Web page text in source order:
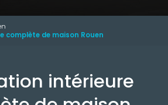
complète de maison Rouen
intérieure